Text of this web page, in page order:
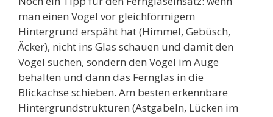
man einen Vogel vor gleichförmigem
Hintergrund erspäht hat (Himmel, Gebüsch,
Äcker), nicht ins Glas schauen und damit den
Vogel suchen, sondern den Vogel im Auge
behalten und dann das Fernglas in die
Blickachse schieben. Am besten erkennbare
Hintergrundstrukturen (Astgabeln, Lücken im